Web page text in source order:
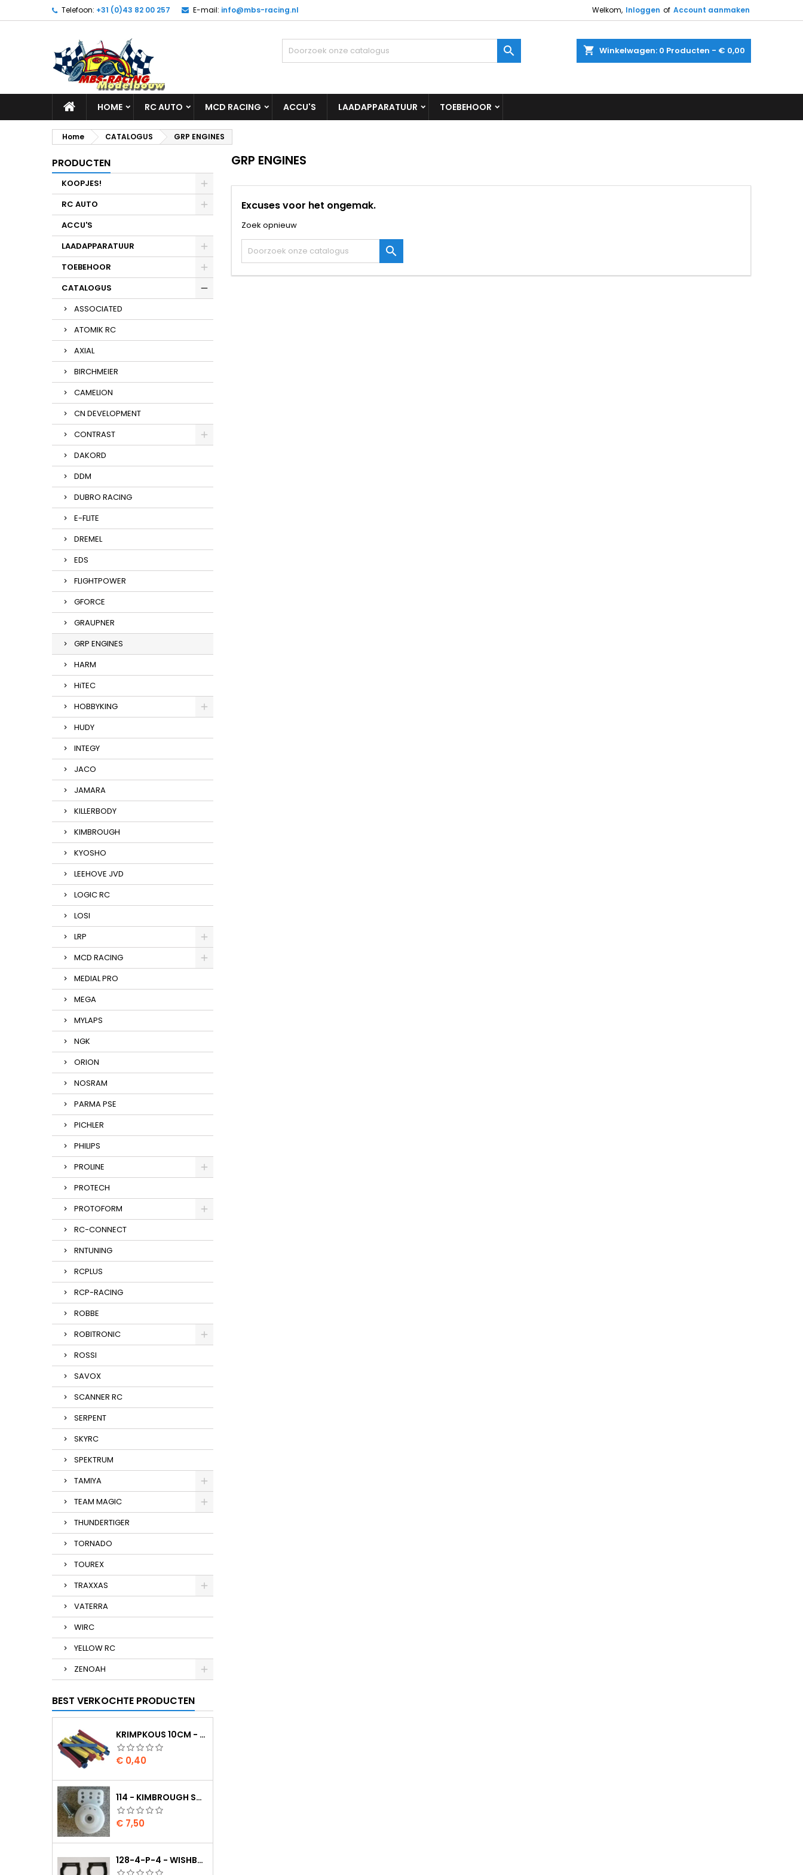
Telefoon: +31 (0)43 82 00 257 E-mail: info@mbs-racing.nl Welkom, Inloggen of Account aanmaken
shopping_cart Winkelwagen: 0 Producten - € 0,00

HOME RC AUTO MCD RACING ACCU'S LAADAPPARATUUR TOEBEHOOR
Home CATALOGUS GRP ENGINES
PRODUCTEN
KOOPJES!
RC AUTO
ACCU'S
LAADAPPARATUUR
TOEBEHOOR
CATALOGUS
ASSOCIATED
ATOMIK RC
AXIAL
BIRCHMEIER
CAMELION
CN DEVELOPMENT
CONTRAST
DAKORD
DDM
DUBRO RACING
E-FLITE
DREMEL
EDS
FLIGHTPOWER
GFORCE
GRAUPNER
GRP ENGINES
HARM
HiTEC
HOBBYKING
HUDY
INTEGY
JACO
JAMARA
KILLERBODY
KIMBROUGH
KYOSHO
LEEHOVE JVD
LOGIC RC
LOSI
LRP
MCD RACING
MEDIAL PRO
MEGA
MYLAPS
NGK
ORION
NOSRAM
PARMA PSE
PICHLER
PHILIPS
PROLINE
PROTECH
PROTOFORM
RC-CONNECT
RNTUNING
RCPLUS
RCP-RACING
ROBBE
ROBITRONIC
ROSSI
SAVOX
SCANNER RC
SERPENT
SKYRC
SPEKTRUM
TAMIYA
TEAM MAGIC
THUNDERTIGER
TORNADO
TOUREX
TRAXXAS
VATERRA
WIRC
YELLOW RC
ZENOAH
BEST VERKOCHTE PRODUCTEN
KRIMPKOUS 10CM - 4,8 / 2,4 ZWART 2:1
Prijs
€ 0,40
114 - KIMBROUGH SMALL SERVO SAVER - 25 SPLINE DRIVE - FUTABA
Prijs
€ 7,50
128-4-P-4 - WISHBONE UPPER BODY EVO2
GRP ENGINES
Excuses voor het ongemak.
Zoek opnieuw
